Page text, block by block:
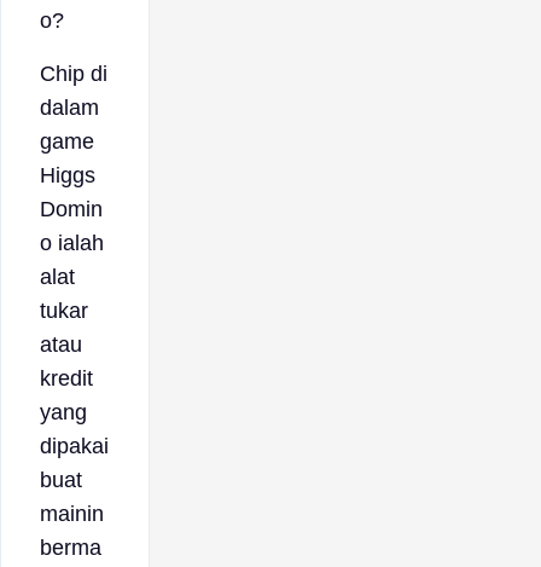
o?
Chip di
dalam
game
Higgs
Domin
o ialah
alat
tukar
atau
kredit
yang
dipakai
buat
mainin
berma